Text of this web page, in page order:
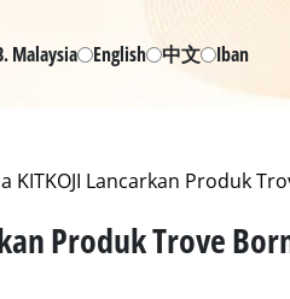
Malaysia English 中文 Iban
KITKOJI Lancarkan Produk
Produk Trove